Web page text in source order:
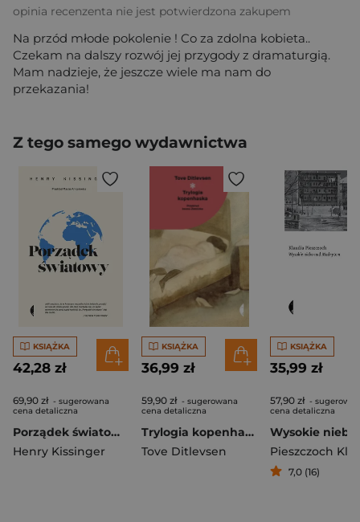
opinia recenzenta nie jest potwierdzona zakupem
Na przód młode pokolenie ! Co za zdolna kobieta..
Czekam na dalszy rozwój jej przygody z dramaturgią.
Mam nadzieje, że jeszcze wiele ma nam do
przekazania!
Z tego samego wydawnictwa
KSIĄŻKA
42,28 zł
69,90 zł - sugerowana
cena detaliczna
Porządek światowy. Henry Kissinger wyd. 4
Henry Kissinger
KSIĄŻKA
36,99 zł
59,90 zł - sugerowana
cena detaliczna
Trylogia kopenhaska wyd. 3
Tove Ditlevsen
KSIĄŻKA
35,99 zł
57,90 zł -
cena detaliczna
Pieszczoch
7,0 (16)